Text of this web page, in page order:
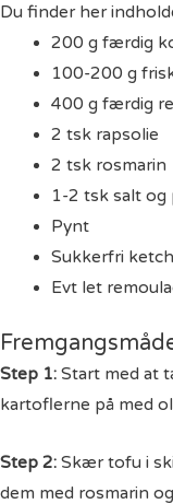
Du finder her
200 g færdig
100-200 g
400 g færdig
2 tsk rapsolie
2 tsk rosmarin
1-2 tsk salt og
Pynt
Sukkerfri
Evt let
Step 1: Start med at
kartoflerne på med
Step 2: Skær tofu i
dem med rosmarin